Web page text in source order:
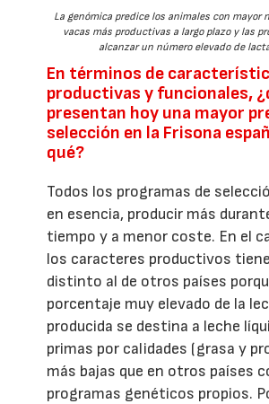
La genómica predice los animales con mayor
vacas más productivas a largo plazo y las
alcanzar un número elevado de
En términos de
productivas y funcionales,
presentan hoy una mayor
selección en la Frisona
qué?
Todos los programas de
en esencia, producir más
tiempo y a menor coste. En el
los caracteres productivos
distinto al de otros países
porcentaje muy elevado de la
producida se destina a leche
primas por calidades (grasa y
más bajas que en otros países
programas genéticos propios.